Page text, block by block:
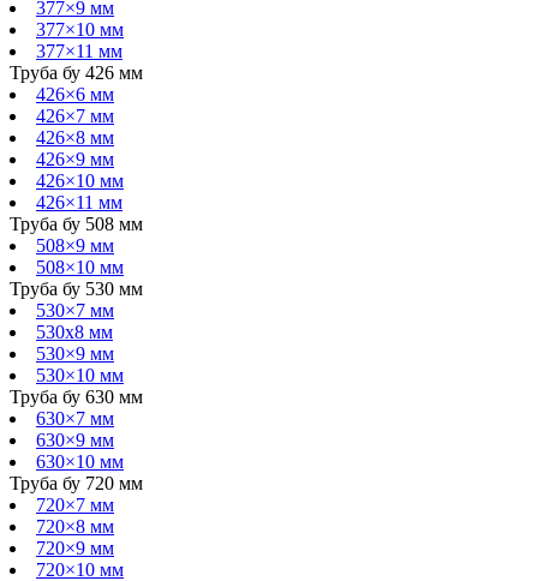
377×9 мм
377×10 мм
377×11 мм
Труба бу 426 мм
426×6 мм
426×7 мм
426×8 мм
426×9 мм
426×10 мм
426×11 мм
Труба бу 508 мм
508×9 мм
508×10 мм
Труба бу 530 мм
530×7 мм
530х8 мм
530×9 мм
530×10 мм
Труба бу 630 мм
630×7 мм
630×9 мм
630×10 мм
Труба бу 720 мм
720×7 мм
720×8 мм
720×9 мм
720×10 мм